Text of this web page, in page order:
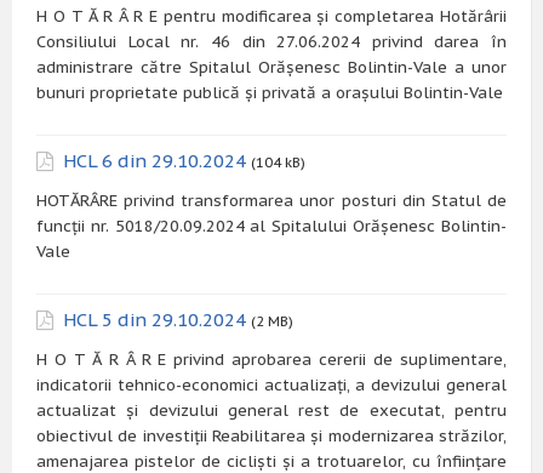
H O T Ă R Â R E pentru modificarea și completarea Hotărârii
Consiliului Local nr. 46 din 27.06.2024 privind darea în
administrare către Spitalul Orășenesc Bolintin-Vale a unor
bunuri proprietate publică și privată a orașului Bolintin-Vale
HCL 6 din 29.10.2024 (104 kB)
HOTĂRÂRE privind transformarea unor posturi din Statul de
funcții nr. 5018/20.09.2024 al Spitalului Orășenesc Bolintin-
Vale
HCL 5 din 29.10.2024 (2 MB)
H O T Ă R Â R E privind aprobarea cererii de suplimentare,
indicatorii tehnico-economici actualizați, a devizului general
actualizat și devizului general rest de executat, pentru
obiectivul de investiții Reabilitarea și modernizarea străzilor,
amenajarea pistelor de cicliști și a trotuarelor, cu înființare